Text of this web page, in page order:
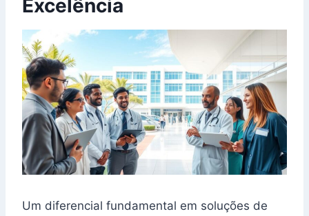
Excelência
Um diferencial fundamental em soluções de